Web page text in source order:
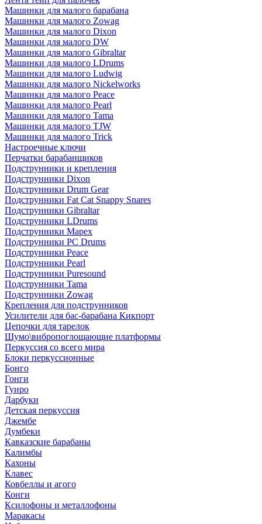
Машинки для малого барабана
Машинки для малого Zowag
Машинки для малого Dixon
Машинки для малого DW
Машинки для малого Gibraltar
Машинки для малого LDrums
Машинки для малого Ludwig
Машинки для малого Nickelworks
Машинки для малого Peace
Машинки для малого Pearl
Машинки для малого Tama
Машинки для малого TJW
Машинки для малого Trick
Настроечные ключи
Перчатки барабанщиков
Подструнники и крепления
Подструнники Dixon
Подструнники Drum Gear
Подструнники Fat Cat Snappy Snares
Подструнники Gibraltar
Подструнники LDrums
Подструнники Mapex
Подструнники PC Drums
Подструнники Peace
Подструнники Pearl
Подструнники Puresound
Подструнники Tama
Подструнники Zowag
Крепления для подструнников
Усилители для бас-барабана Кикпорт
Цепочки для тарелок
Шумо\вибропоглощающие платформы
Перкуссия со всего мира
Блоки перкуссионные
Бонго
Гонги
Гуиро
Дарбуки
Детская перкуссия
Джембе
Думбеки
Кавказские барабаны
Калимбы
Кахоны
Клавес
Ковбеллы и агого
Конги
Ксилофоны и металлофоны
Маракасы